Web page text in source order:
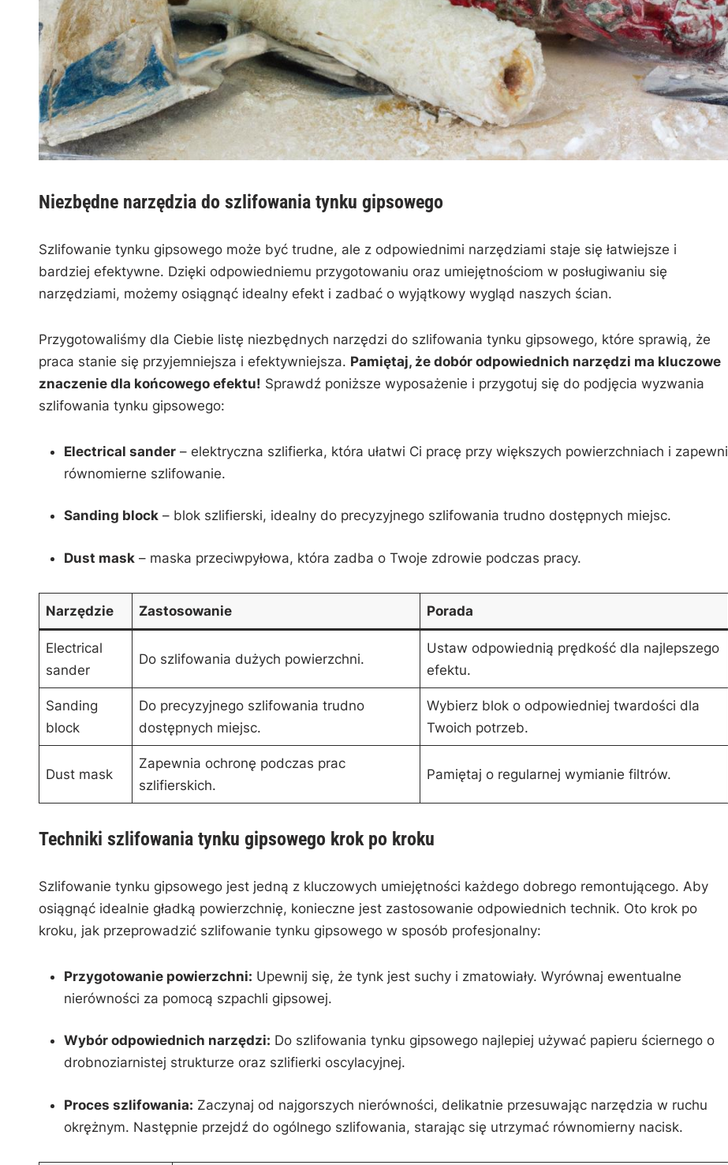
Niezbędne narzędzia do szlifowania tynku gipsowego
Szlifowanie tynku ‍gipsowego‌ może‌ być trudne, ale z odpowiednimi ⁢narzędziami staje ‍się łatwiejsze​ i
‌bardziej efektywne. Dzięki odpowiedniemu⁢ przygotowaniu⁣ oraz umiejętnościom ‌w posługiwaniu się
narzędziami, możemy osiągnąć‍ idealny⁤ efekt i zadbać​ o‌ wyjątkowy⁣ wygląd naszych ścian.
Przygotowaliśmy dla Ciebie⁣ listę niezbędnych narzędzi do szlifowania‌ tynku ‌gipsowego, które sprawią, ​że‍
praca stanie ⁢się przyjemniejsza ⁤i efektywniejsza. Pamiętaj, że dobór odpowiednich ⁤narzędzi ma kluczowe
znaczenie⁢ dla ‌końcowego ⁤efektu! Sprawdź‍ poniższe wyposażenie ‌i przygotuj ⁤się do podjęcia wyzwania
szlifowania⁤ tynku gipsowego:
Electrical sander–‌ elektryczna ‌szlifierka, która ‍ułatwi Ci​ pracę ⁢przy większych‍ powierzchniach i zapewni
równomierne szlifowanie.
Sanding block⁢– blok szlifierski, idealny ⁢do ‍precyzyjnego szlifowania​ trudno⁢ dostępnych miejsc.
Dust ⁢mask–⁢ maska przeciwpyłowa, która zadba o Twoje​ zdrowie‌ podczas ⁣pracy.
Narzędzie Zastosowanie Porada
Electrical‍
sander
Do szlifowania dużych powierzchni.
Ustaw odpowiednią prędkość​ dla najlepszego
efektu.
Sanding
block
Do precyzyjnego szlifowania trudno
dostępnych miejsc.
Wybierz blok ​o odpowiedniej twardości‍ dla
Twoich ‌potrzeb.
Dust mask
Zapewnia ⁢ochronę⁤ podczas prac
szlifierskich.
Pamiętaj ‍o regularnej wymianie ‍filtrów.
Techniki‍ szlifowania tynku gipsowego krok po kroku
Szlifowanie⁤ tynku gipsowego ⁢jest jedną z kluczowych umiejętności każdego dobrego remontującego.⁢ Aby
osiągnąć‌ idealnie gładką⁤ powierzchnię, konieczne jest ⁢zastosowanie odpowiednich technik.‍ Oto krok⁤ po
⁢kroku, jak przeprowadzić szlifowanie tynku gipsowego w sposób profesjonalny:
Przygotowanie powierzchni: Upewnij ‍się, że tynk ‌jest suchy i zmatowiały. Wyrównaj ewentualne
nierówności za⁤ pomocą szpachli gipsowej.
Wybór odpowiednich narzędzi: Do szlifowania tynku gipsowego najlepiej⁣ używać papieru ściernego⁣ o‌
drobnoziarnistej strukturze oraz szlifierki oscylacyjnej.
Proces szlifowania: Zaczynaj od najgorszych nierówności, ⁢delikatnie⁢ przesuwając ⁢narzędzia‌ w ruchu
okrężnym. ​Następnie przejdź​ do ogólnego szlifowania, starając się utrzymać równomierny nacisk.